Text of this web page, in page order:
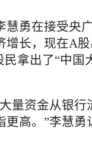
勇在接受央
增长，现在A
拿出了“中国
资金从银行
更高。”李慧